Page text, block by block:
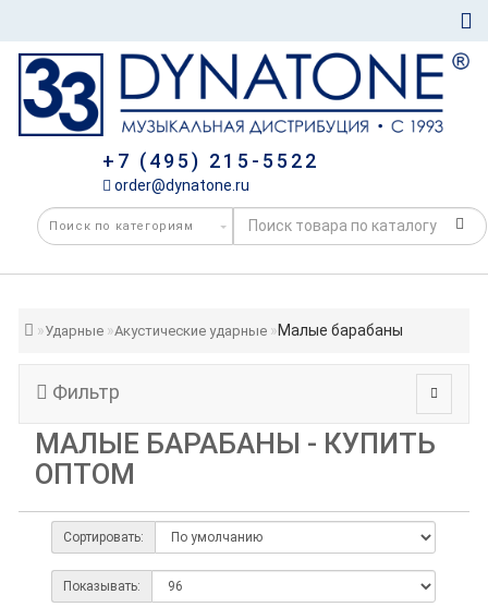
+7 (495) 215-5522
order@dynatone.ru
Ударные Акустические ударные Малые барабаны
Фильтр
МАЛЫЕ БАРАБАНЫ - КУПИТЬ
ОПТОМ
Сортировать:
Показывать: